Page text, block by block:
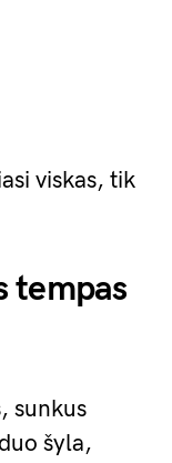
viskas, tik
tempas
sunkus
šyla,